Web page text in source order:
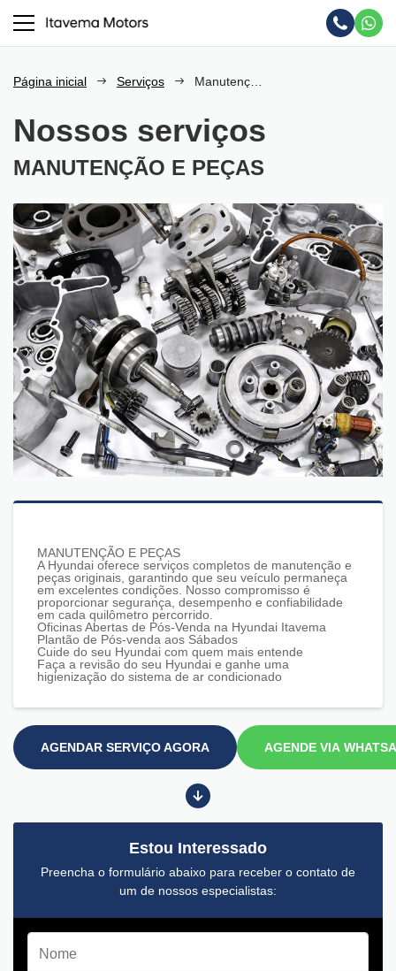
Página inicial Serviços
Nossos serviços
MANUTENÇÃO E PEÇAS
MANUTENÇÃO E PEÇAS
A Hyundai oferece serviços completos de manutenção e
peças originais, garantindo que seu veículo permaneça
em excelentes condições. Nosso compromisso é
proporcionar segurança, desempenho e confiabilidade
em cada quilômetro percorrido.
Oficinas Abertas de Pós-Venda na Hyundai Itavema
Plantão de Pós-venda aos Sábados
Cuide do seu Hyundai com quem mais entende
Faça a revisão do seu Hyundai e ganhe uma
higienização do sistema de ar condicionado
AGENDAR SERVIÇO AGORA AGENDE VIA
Estou Interessado
Preencha o formulário abaixo para receber o contato de
um de nossos especialistas: